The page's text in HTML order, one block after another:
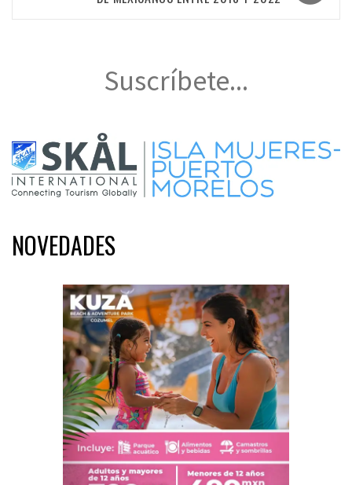
Suscríbete...
NOVEDADES